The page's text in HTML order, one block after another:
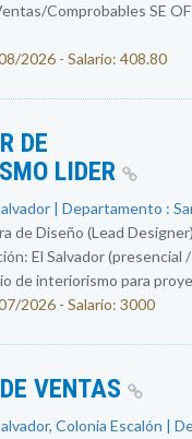
Comprobables SE
2026 - Salario: 408.80
DE
LIDER
| Departamento :
de Diseño (Lead
El Salvador (presencial
de interiorismo para
2026 - Salario: 3000
VENTAS
Colonia Escalón |